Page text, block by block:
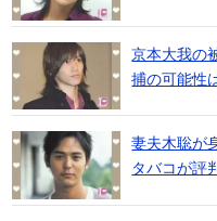
京本大我の
捕の可能性
妻夫木聡が
タバコが評